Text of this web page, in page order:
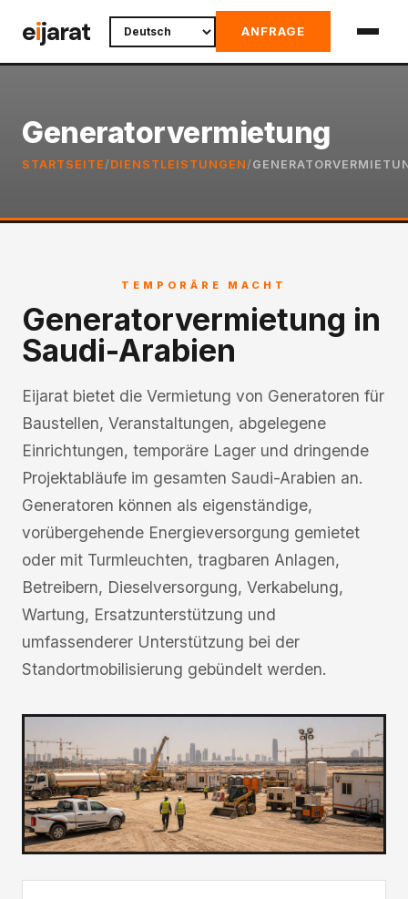
toeijarat ANFRAGE
Generatorvermietung
STARTSEITE / DIENSTLEISTUNGEN /
TEMPORÄRE MACHT
Generatorvermietung in
Saudi-Arabien
Eijarat bietet die Vermietung von Generatoren für
Baustellen, Veranstaltungen, abgelegene
Einrichtungen, temporäre Lager und dringende
Projektabläufe im gesamten Saudi-Arabien an.
Generatoren können als eigenständige,
vorübergehende Energieversorgung gemietet
oder mit Turmleuchten, tragbaren Anlagen,
Betreibern, Dieselversorgung, Verkabelung,
Wartung, Ersatzunterstützung und
umfassenderer Unterstützung bei der
Standortmobilisierung gebündelt werden.